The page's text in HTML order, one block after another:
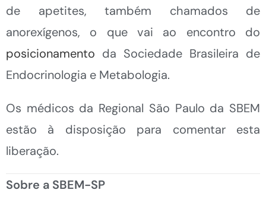
de apetites, também chamados de
anorexígenos, o que vai ao encontro do
posicionamento da Sociedade Brasileira de
Endocrinologia e Metabologia.
Os médicos da Regional São Paulo da SBEM
estão à disposição para comentar esta
liberação.
Sobre a SBEM-SP